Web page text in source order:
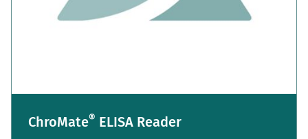
ChroMate® ELISA Reader